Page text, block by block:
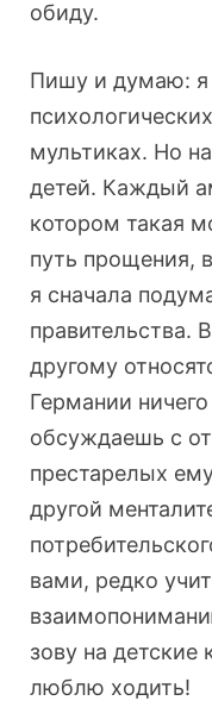
обиду.
Пишу и думаю: я
мультиках. Но
детей. Каждый
котором такая
путь прощения,
я сначала
правительства.
другому
Германии
обсуждаешь с
престарелых
другой
вами, редко
зову на детские
люблю ходить!